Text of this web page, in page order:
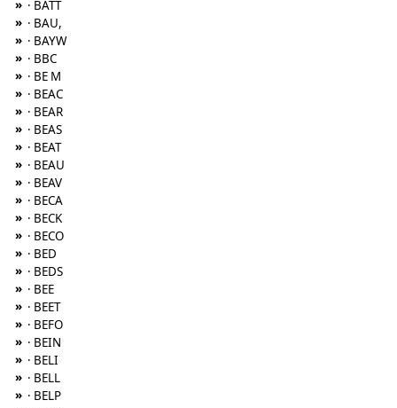
» · BATT
» · BAU,
» · BAYW
» · BBC
» · BE M
» · BEAC
» · BEAR
» · BEAS
» · BEAT
» · BEAU
» · BEAV
» · BECA
» · BECK
» · BECO
» · BED
» · BEDS
» · BEE
» · BEET
» · BEFO
» · BEIN
» · BELI
» · BELL
» · BELP